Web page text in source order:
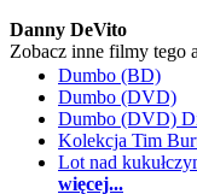
Danny DeVito
Zobacz inne filmy tego
Dumbo (BD)
Dumbo (DVD)
Dumbo (DVD)
Kolekcja Tim
Lot nad
więcej...